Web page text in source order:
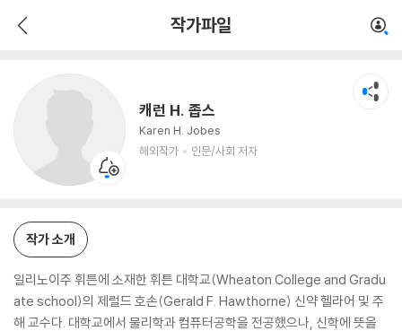
작가파일
캐런 H. 좁스
Karen H. Jobes
해외작가
인문/사회 저자
인문/사회 저자
작가 소개
일리노이주 휘튼에 소재한 휘튼 대학교(Wheaton College and Gradu
ate school)의 제럴드 호손(Gerald F. Hawthorne) 신약 헬라어 및 주
해 교수다. 대학교에서 물리학과 컴퓨터공학을 전공했으나, 신학에 뜻을